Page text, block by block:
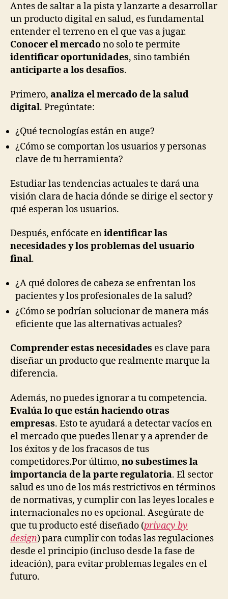
Antes de saltar a la pista y lanzarte a desarrollar
un producto digital en salud, es fundamental
entender el terreno en el que vas a jugar.
Conocer el mercadono solo te permite
identificar oportunidades, sino también
anticiparte a los desafíos.
Primero, analiza el mercado de la salud
digital. Pregúntate:
¿Qué tecnologías están en auge?
¿Cómo se comportan los usuarios y personas
clave de tu herramienta?
Estudiar las tendencias actuales te dará una
visión clara de hacia dónde se dirige el sector y
qué esperan los usuarios.
Después, enfócate enidentificar las
necesidades y los problemas del usuario
final.
¿A qué dolores de cabeza se enfrentan los
pacientes y los profesionales de la salud?
¿Cómo se podrían solucionar de manera más
eficiente que las alternativas actuales?
Comprender estas necesidades es clave para
diseñar un producto que realmente marque la
diferencia.
Además, no puedes ignorar a tu competencia.
Evalúa lo que están haciendo otras
empresas. Esto te ayudará a detectar vacíos en
el mercado que puedes llenar y a aprender de
los éxitos y de los fracasos de tus
competidores.Por último, no subestimes la
importancia de la parte regulatoria. El sector
salud es uno de los más restrictivos en términos
de normativas, y cumplir con las leyes locales e
internacionales no es opcional. Asegúrate de
que tu producto esté diseñado (privacy by
design) para cumplir con todas las regulaciones
desde el principio (incluso desde la fase de
ideación), para evitar problemas legales en el
futuro.